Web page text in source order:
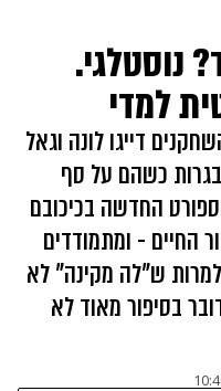
נוסטלגי.
למדי
דייגו לונה וגאל
כשהם על סף
החדשה בכיכובם
החיים - ומתמודדים
ש"לה מקינה" לא
בסיפור מאוד לא